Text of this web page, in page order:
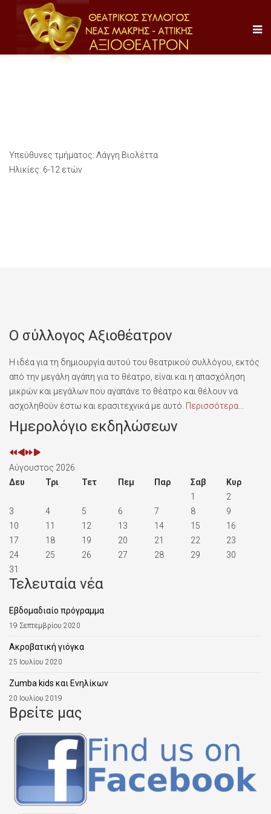
Υπεύθυνες τμήματος: Λάγγη Βιολέττα
Ηλικίες: 6-12 ετών
Ο σύλλογος Αξιοθέατρον
Η ιδέα για τη δημιουργία αυτού του θεατρικού συλλόγου, εκτός
από την μεγάλη αγάπη για το θέατρο, είναι και η απασχόληση
μικρών και μεγάλων που αγαπάνε το θέατρο και θέλουν να
ασχοληθούν έστω και ερασιτεχνικά με αυτό. Περισσότερα...
Ημερολόγιο εκδηλώσεων
Προηγούμενο
έτος
Προηγούμενος
μήνας
Επόμενο
έτος
Επόμενος
μήνας
Αύγουστος 2026
Δευ
Τρι Τετ Πεμ Παρ Σαβ
Κυρ
1
2
3
4 5 6 7 8
9
10
11 12 13 14 15
16
17
18 19 20 21 22
23
24
25 26 27 28 29
30
31
Τελευταία νέα
Εβδομαδιαίο πρόγραμμα
19 Σεπτεμβρίου 2020
Aκροβατική γιόγκα
25 Ιουλίου 2020
Zumba kids και Ενηλίκων
20 Ιουλίου 2019
Βρείτε μας